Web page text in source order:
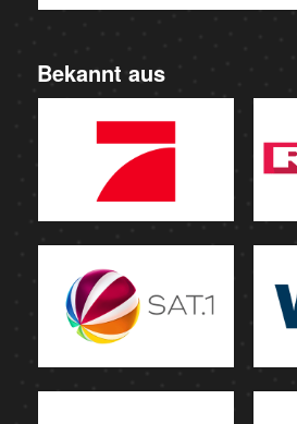
Bekannt aus